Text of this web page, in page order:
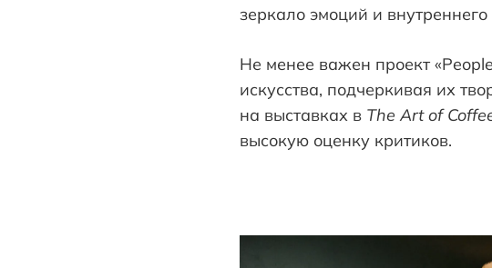
зеркало эмоций и
Не менее важен проект
искусства, подчеркивая их
на выставках в The Art of
высокую оценку критиков.